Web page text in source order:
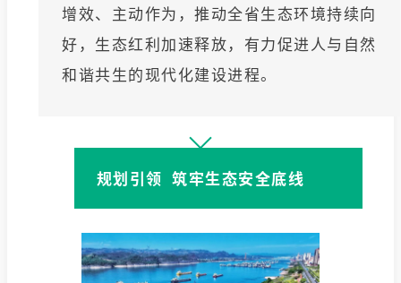
增效、主动作为，推动全省生态环境持续向
好，生态红利加速释放，有力促进人与自然
和谐共生的现代化建设进程。
规划引领 筑牢生态安全底线